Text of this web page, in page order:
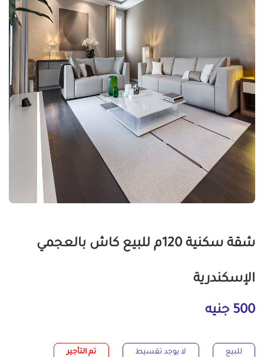
شقة سكنية 120م للبيع كاش بالعجمي
الإسكندرية
500 جنيه
للبيع لا يوجد تقسيط تم التأجير